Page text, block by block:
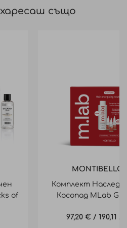
също
of
MONTIBELLO
Комплект
Косопад MLab
97,20 € /190,11